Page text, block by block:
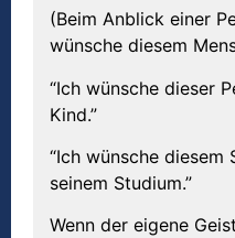
(Beim Anblick einer
wünsche diesem
“Ich wünsche dieser
Kind.”
“Ich wünsche
seinem Studium.”
Wenn der eigene